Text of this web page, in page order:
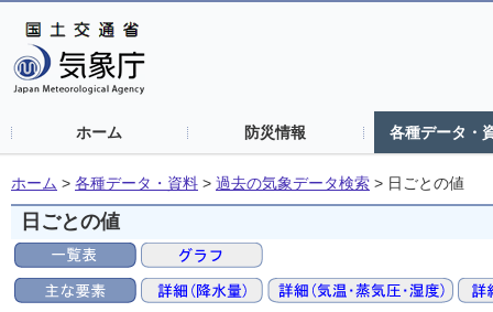
ホーム 防災情報 各種データ・
ホーム > 各種データ・資料 > 過去の気象データ検索 > 日ごとの値
日ごとの値